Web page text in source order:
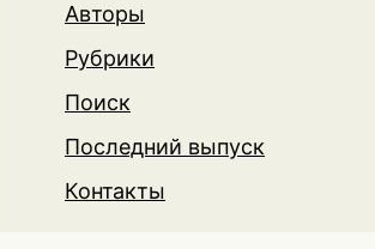
Авторы
Рубрики
Поиск
Последний выпуск
Контакты